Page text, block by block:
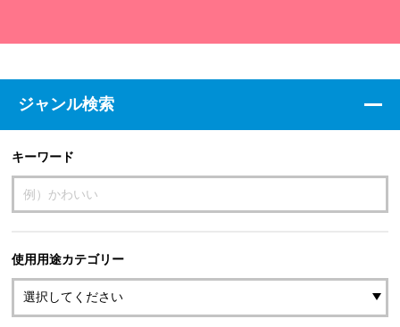
ジャンル検索
キーワード
使用用途カテゴリー